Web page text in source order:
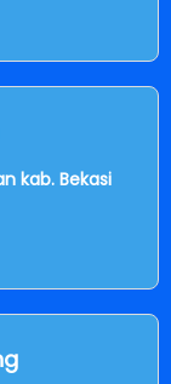
kab. Bekasi